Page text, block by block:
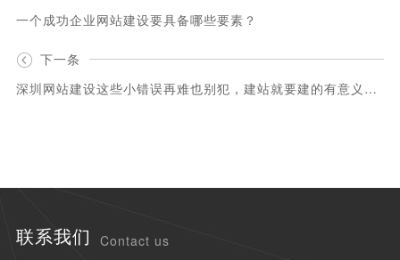
一个成功企业网站建设要具备哪些要素？
下一条
深圳网站建设这些小错误再难也别犯，建站就要建的有意义才好
联系我们 Contact us